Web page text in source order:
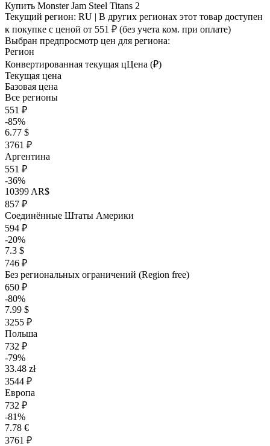
Купить Monster Jam Steel Titans 2
Текущий регион: RU | В других регионах этот товар доступен
к покупке с ценой от 551 ₽ (без учета ком. при оплате)
Выбран предпросмотр цен для региона:
Регион
Конвертированная текущая цЦена (₽)
Текущая цена
Базовая цена
Все регионы
551 ₽
-85%
6.77 $
3761 ₽
Аргентина
551 ₽
-36%
10399 AR$
857 ₽
Соединённые Штаты Америки
594 ₽
-20%
7.3 $
746 ₽
Без региональных ограничений (Region free)
650 ₽
-80%
7.99 $
3255 ₽
Польша
732 ₽
-79%
33.48 zł
3544 ₽
Европа
732 ₽
-81%
7.78 €
3761 ₽